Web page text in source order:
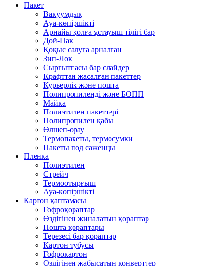
Пакет
Вакуумдық
Ауа-көпіршікті
Арнайы қолға ұстауыш тілігі бар
Дой-Пак
Қоқыс салуға арналған
Зип-Лок
Сырғытпасы бар слайдер
Крафттан жасалған пакеттер
Курьерлік және пошта
Полипропиленді және БОПП
Майка
Полиэтилен пакеттері
Полипропилен қабы
Өлшеп-орау
Термопакеты, термосумки
Пакеты под саженцы
Пленка
Полиэтилен
Стрейч
Термоотырғыш
Ауа-көпіршікті
Картон қаптамасы
Гофроқораптар
Өздігінен жиналатын қораптар
Пошта қораптары
Терезесі бар қораптар
Картон тубусы
Гофрокартон
Өздігінен жабысатын конверттер